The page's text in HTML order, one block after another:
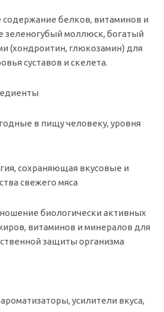
содержание белков, витаминов и
зеленогубый моллюск, богатый
(хондроитин, глюкозамин) для
суставов и скелета.
в пищу человеку, уровня
сохраняющая вкусовые и
свежего мяса
биологически активных
витаминов и минералов для
защиты организма
усилители вкуса,